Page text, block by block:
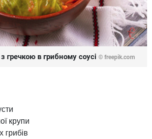
гречкою в грибному соусі © freepik.com
крупи
грибів